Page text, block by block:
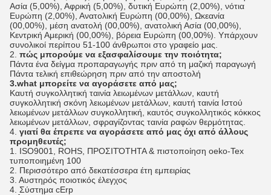
Ασία (5,00%), Αφρική (5,00%), δυτική Ευρώπη (2,00%), νότια
Ευρώπη (2,00%), Ανατολική Ευρώπη (00,00%), Ωκεανία
(00,00%), μέση ανατολή (00,00%), ανατολική Ασία (00,00%),
Κεντρική Αμερική (00,00%), βόρεια Ευρώπη (00,00%). Υπάρχουν
συνολικοί περίπου 51-100 άνθρωποι στο γραφείο μας.
2. πώς μπορούμε να εξασφαλίσουμε την ποιότητα;
Πάντα ένα δείγμα προπαραγωγής πριν από τη μαζική παραγωγή
Πάντα τελική επιθεώρηση πριν από την αποστολή
3.what μπορείτε να αγοράσετε από μας;
Καυτή συγκολλητική ταινία λειωμένων μετάλλων, καυτή
συγκολλητική σκόνη λειωμένων μετάλλων, καυτή ταινία Ιστού
λειωμένων μετάλλων συγκολλητική, καυτός συγκολλητικός κόκκος
λειωμένων μετάλλων, σφραγίζοντας ταινία ραφών θερμότητας.
4. γιατί θα έπρεπε να αγοράσετε από μας όχι από άλλους
προμηθευτές;
1. ISO9001, ROHS, ΠΡΟΣΙΤΌΤΗΤΑ & πιστοποίηση oeko-Tex
τυποποιημένη 100
2. Περισσότερο από δεκατέσσερα έτη εμπειρίας
3. Αυστηρός ποιοτικός έλεγχος
4. Σύστημα cErp